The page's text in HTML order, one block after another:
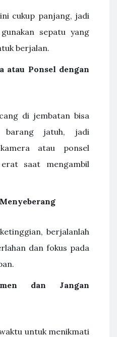
cukup panjang, jadi
gunakan sepatu yang
berjalan.
atau Ponsel dengan
di jembatan bisa
barang jatuh, jadi
atau ponsel
saat mengambil
berjalanlah
dan fokus pada
dan Jangan
untuk menikmati